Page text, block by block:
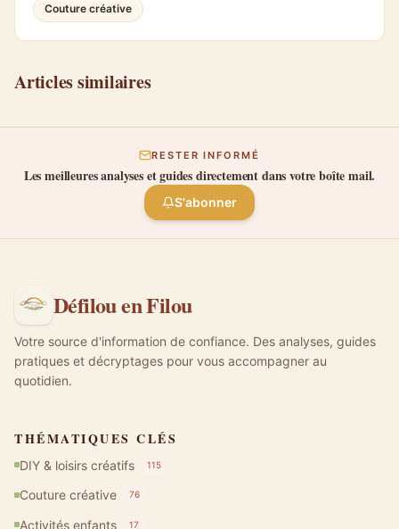
Couture créative
Articles similaires
RESTER INFORMÉ
Les meilleures analyses et guides directement dans votre boîte mail.
S'abonner
Défilou en Filou
Votre source d'information de confiance. Des analyses, guides
pratiques et décryptages pour vous accompagner au
quotidien.
THÉMATIQUES CLÉS
DIY & loisirs créatifs 115
Couture créative 76
Activités enfants 17